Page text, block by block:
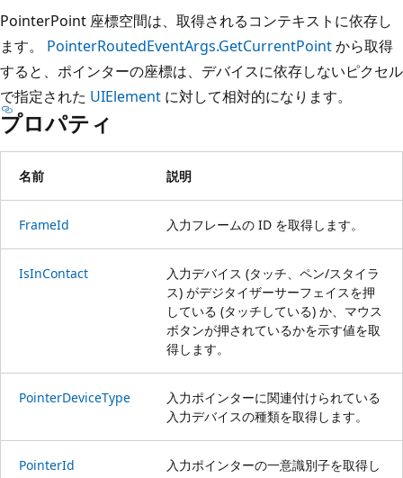
PointerPoint 座標空間は、取得されるコンテキストに依存し
ます。 PointerRoutedEventArgs.GetCurrentPointから取得
すると、ポインターの座標は、デバイスに依存しないピクセル
で指定された UIElement に対して相対的になります。
プロパティ
名前 説明
FrameId 入力フレームの ID を取得します。
IsInContact
入力デバイス (タッチ、ペン/スタイラ
ス) がデジタイザーサーフェイスを押
している (タッチしている) か、マウス
ボタンが押されているかを示す値を取
得します。
PointerDeviceType
入力ポインターに関連付けられている
入力デバイスの種類を取得します。
PointerId
入力ポインターの一意識別子を取得し